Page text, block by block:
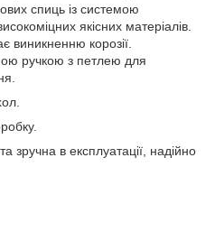
спиць із системою
якісних матеріалів.
виникненню корозії.
ручкою з петлею для
зручна в експлуатації, надійно